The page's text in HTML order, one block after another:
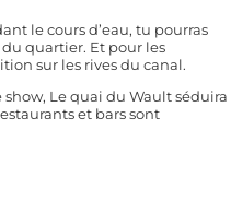
le cours d’eau, tu pourras
quartier. Et pour les
sur les rives du canal.
Le quai du Wault séduira
et bars sont